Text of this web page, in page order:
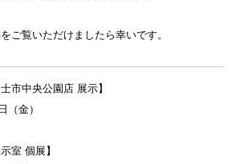
ご覧いただけましたら幸いです。
市中央公園店 展示】
（金）
室 個展】